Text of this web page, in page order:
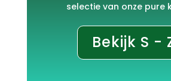
selectie van onze pure
Bekijk S -